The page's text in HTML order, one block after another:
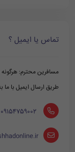
تماس یا ایمیل ؟
مسافرین محترم: هرگونه
طریق ارسال ایمیل با ما
‪ 09154759002